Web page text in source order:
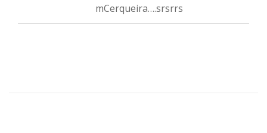
mCerqueira….srsrrs